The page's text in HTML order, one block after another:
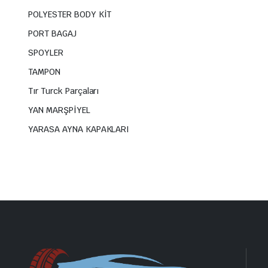
POLYESTER BODY KİT
PORT BAGAJ
SPOYLER
TAMPON
Tır Turck Parçaları
YAN MARŞPİYEL
YARASA AYNA KAPAKLARI